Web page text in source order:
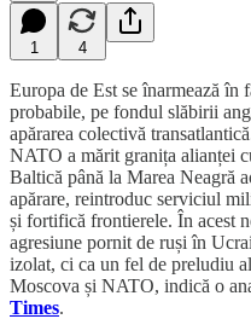
1 4
Europa de Est se înarmează în
probabile, pe fondul slăbirii
apărarea colectivă
NATO a mărit granița alianței
Baltică până la Marea Neagră
apărare, reintroduc serviciul
și fortifică frontierele. În acest
agresiune pornit de ruși în
izolat, ci ca un fel de preludiu
Moscova și NATO, indică o
Times.